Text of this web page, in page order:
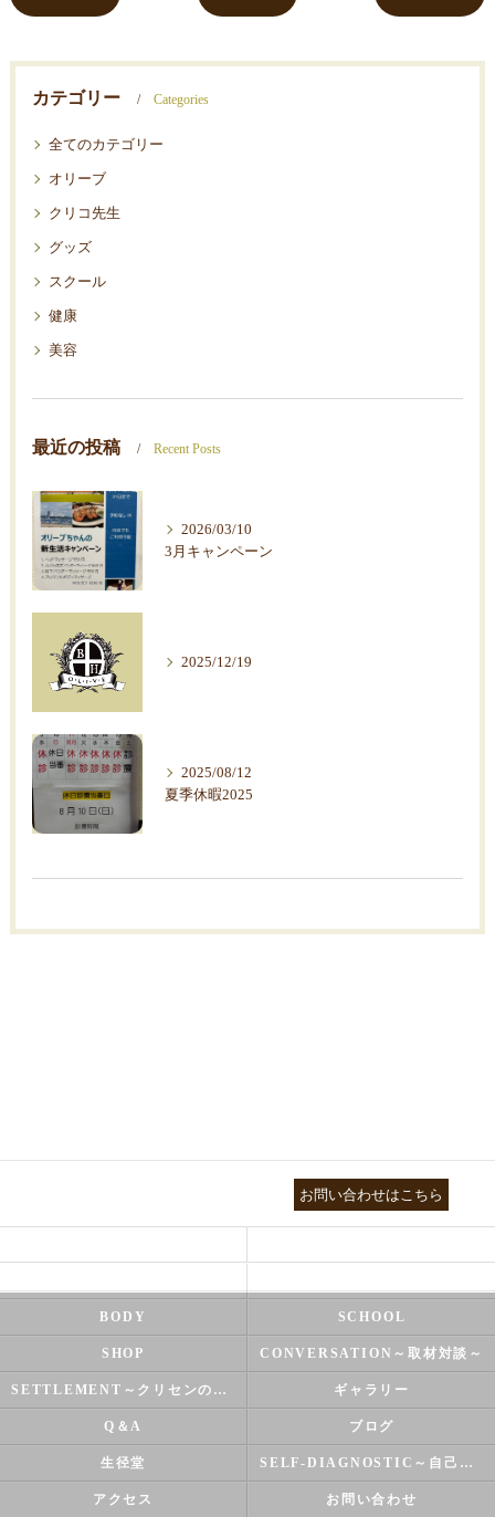
カテゴリー Categories
全てのカテゴリー
オリーブ
クリコ先生
グッズ
スクール
健康
美容
最近の投稿 Recent Posts
2026/03/10
3月キャンペーン
2025/12/19
2025/08/12
夏季休暇2025
お問い合わせはこちら
BODY SCHOOL
SHOP CONVERSATION～取材対談～
SETTLEMENT～クリセンのズバリ解決シリーズ～ ギャラリー
Q＆A ブログ
生径堂 SELF-DIAGNOSTIC～自己診断～
アクセス お問い合わせ